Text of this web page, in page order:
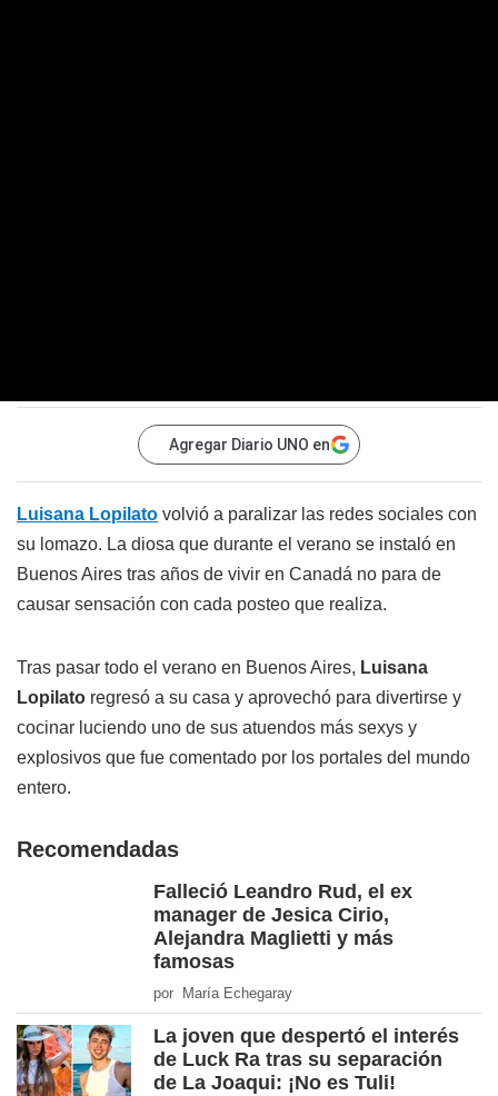
Agregar Diario UNO en
Luisana Lopilato volvió a paralizar las redes sociales con
su lomazo. La diosa que durante el verano se instaló en
Buenos Aires tras años de vivir en Canadá no para de
causar sensación con cada posteo que realiza.
Tras pasar todo el verano en Buenos Aires, Luisana
Lopilato regresó a su casa y aprovechó para divertirse y
cocinar luciendo uno de sus atuendos más sexys y
explosivos que fue comentado por los portales del mundo
entero.
Recomendadas
Falleció Leandro Rud, el ex
manager de Jesica Cirio,
Alejandra Maglietti y más
famosas
por María Echegaray
La joven que despertó el interés
de Luck Ra tras su separación
de La Joaqui: ¡No es Tuli!